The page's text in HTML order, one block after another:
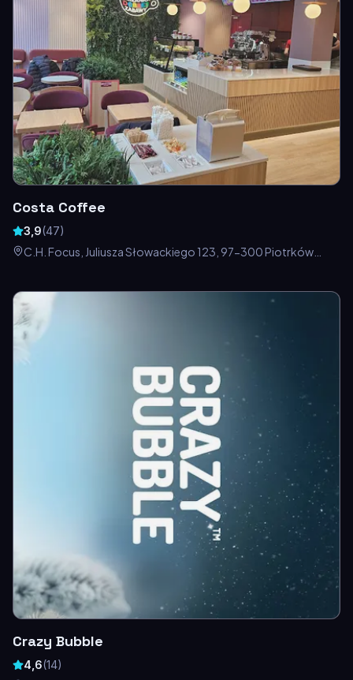
Costa Coffee
3,9(47)
C.H. Focus, Juliusza Słowackiego 123, 97-300 Piotrków
Crazy Bubble
4,6(14)